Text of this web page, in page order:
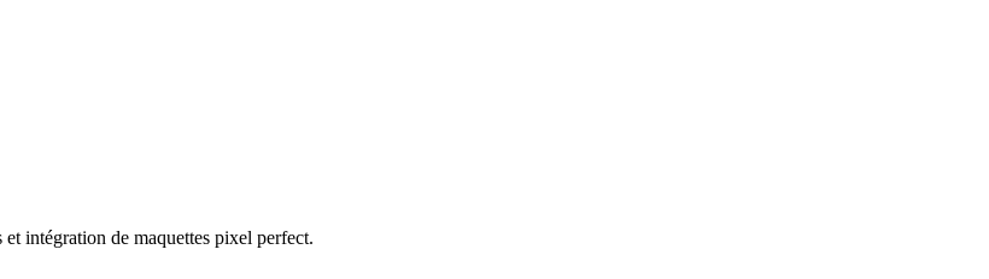
intégration de maquettes pixel perfect.